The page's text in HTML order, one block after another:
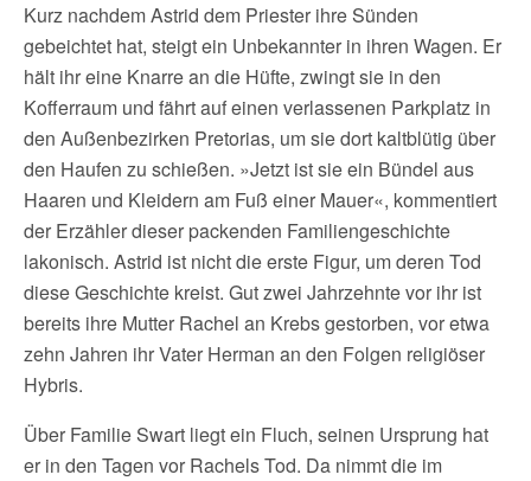
Kurz nachdem Astrid dem Priester ihre Sünden
gebeichtet hat, steigt ein Unbekannter in ihren Wagen. Er
hält ihr eine Knarre an die Hüfte, zwingt sie in den
Kofferraum und fährt auf einen verlassenen Parkplatz in
den Außenbezirken Pretorias, um sie dort kaltblütig über
den Haufen zu schießen. »Jetzt ist sie ein Bündel aus
Haaren und Kleidern am Fuß einer Mauer«, kommentiert
der Erzähler dieser packenden Familiengeschichte
lakonisch. Astrid ist nicht die erste Figur, um deren Tod
diese Geschichte kreist. Gut zwei Jahrzehnte vor ihr ist
bereits ihre Mutter Rachel an Krebs gestorben, vor etwa
zehn Jahren ihr Vater Herman an den Folgen religiöser
Hybris.
Über Familie Swart liegt ein Fluch, seinen Ursprung hat
er in den Tagen vor Rachels Tod. Da nimmt die im